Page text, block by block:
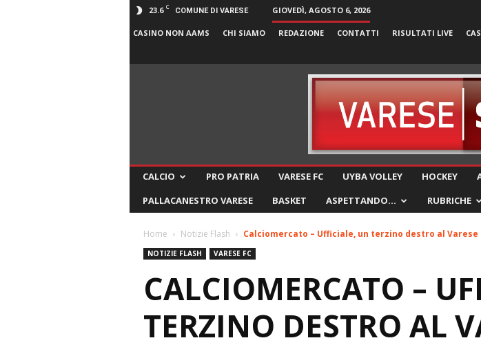
23.6 C COMUNE DI VARESE GIOVEDÌ, AGOSTO 6, 2026
CASINO NON AAMS CHI SIAMO REDAZIONE CONTATTI RISULTATI LIVE
CALCIO PRO PATRIA VARESE FC UYBA VOLLEY HOCKEY
PALLACANESTRO VARESE
BASKET ASPETTANDO… RUBRICHE
Home Notizie Flash Calciomercato – Ufficiale, un terzino destro al Varese
NOTIZIE FLASH VARESE FC
CALCIOMERCATO –
TERZINO DESTRO AL